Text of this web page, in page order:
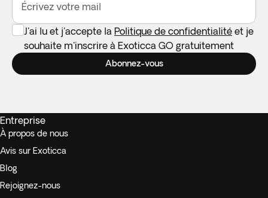
Écrivez votre mail
J'ai lu et j'accepte la Politique de confidentialité et je
souhaite m'inscrire à Exoticca GO gratuitement
Abonnez-vous
Entreprise
À propos de nous
Avis sur Exoticca
Blog
Rejoignez-nous